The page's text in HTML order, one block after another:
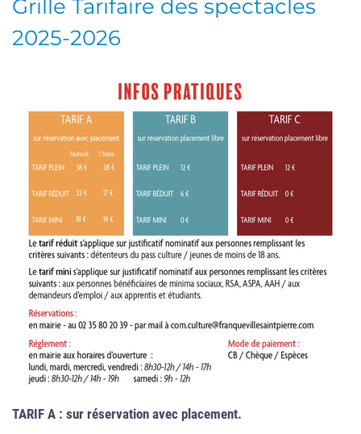
Grille Tarifaire des spectacles
2025-2026
TARIF A : sur réservation avec placement.